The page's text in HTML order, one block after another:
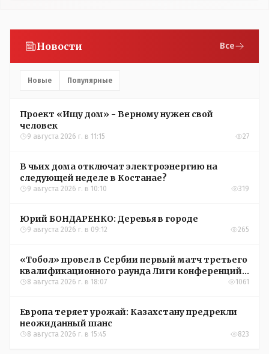
Новости Все
Новые Популярные
Проект «Ищу дом» - Верному нужен свой
человек
9 августа 2026 г. в 11:15 27
В чьих дома отключат электроэнергию на
следующей неделе в Костанае?
9 августа 2026 г. в 10:10 319
Юрий БОНДАРЕНКО: Деревья в городе
9 августа 2026 г. в 09:12 265
«Тобол» провел в Сербии первый матч третьего
квалификационного раунда Лиги конференций
УЕФА
8 августа 2026 г. в 18:07 1061
Европа теряет урожай: Казахстану предрекли
неожиданный шанс
8 августа 2026 г. в 15:45 823